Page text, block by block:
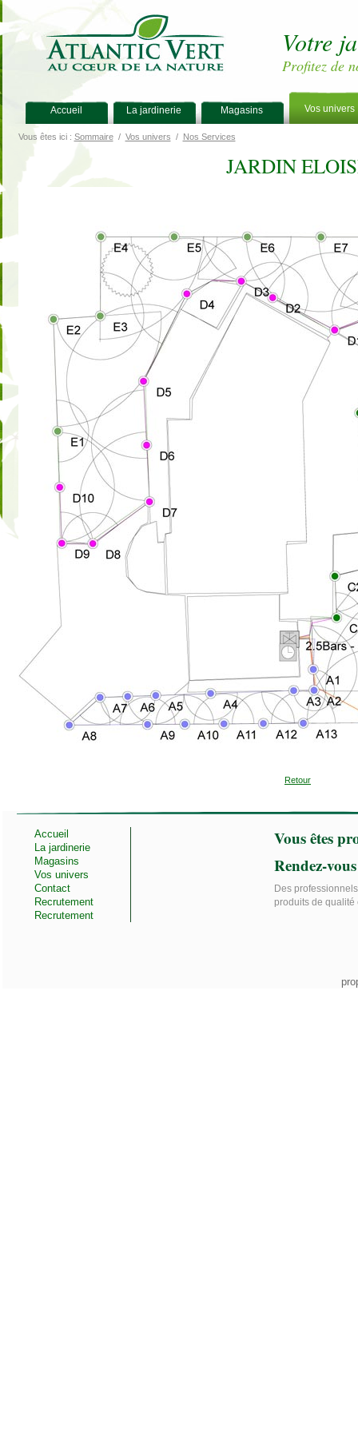
Votre
Profitez de
Accueil La jardinerie Magasins Vos univers
Vous êtes ici : Sommaire/ Vos univers / Nos Services
JARDIN
Retour
Accueil
La jardinerie
Magasins
Vos univers
Contact
Recrutement
Recrutement
Vous êtes
Rendez-
Des
produits de qualité